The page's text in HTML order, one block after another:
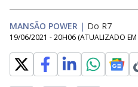
MANSÃO POWER | Do R7
19/06/2021 - 20H06 (ATUALIZADO EM